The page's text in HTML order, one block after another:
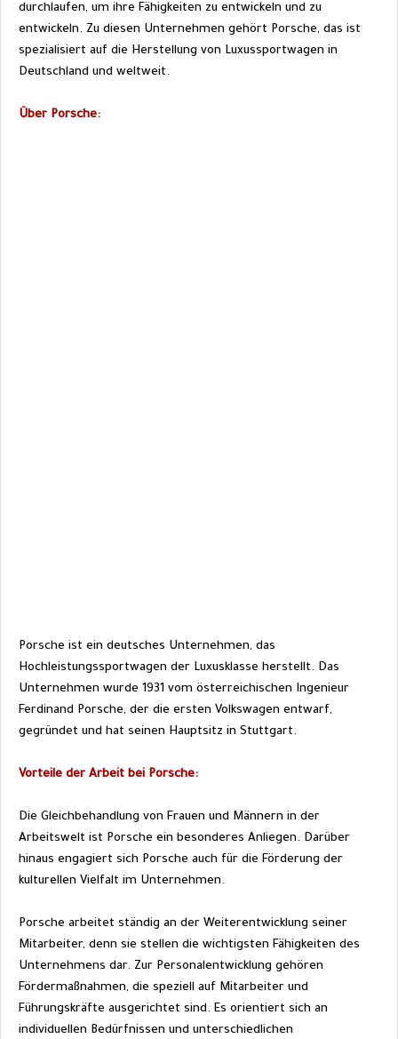
durchlaufen, um ihre Fähigkeiten zu entwickeln und zu
entwickeln. Zu diesen Unternehmen gehört Porsche, das ist
spezialisiert auf die Herstellung von Luxussportwagen in
Deutschland und weltweit.
Über Porsche:
Porsche ist ein deutsches Unternehmen, das
Hochleistungssportwagen der Luxusklasse herstellt. Das
Unternehmen wurde 1931 vom österreichischen Ingenieur
Ferdinand Porsche, der die ersten Volkswagen entwarf,
gegründet und hat seinen Hauptsitz in Stuttgart.
Vorteile der Arbeit bei Porsche:
Die Gleichbehandlung von Frauen und Männern in der
Arbeitswelt ist Porsche ein besonderes Anliegen. Darüber
hinaus engagiert sich Porsche auch für die Förderung der
kulturellen Vielfalt im Unternehmen.
Porsche arbeitet ständig an der Weiterentwicklung seiner
Mitarbeiter, denn sie stellen die wichtigsten Fähigkeiten des
Unternehmens dar. Zur Personalentwicklung gehören
Fördermaßnahmen, die speziell auf Mitarbeiter und
Führungskräfte ausgerichtet sind. Es orientiert sich an
individuellen Bedürfnissen und unterschiedlichen